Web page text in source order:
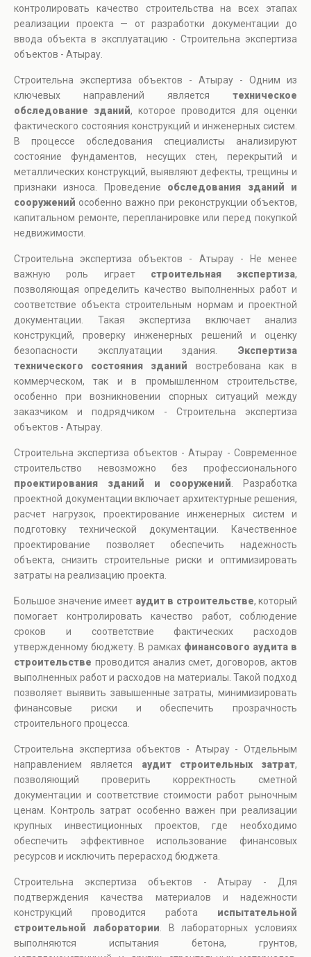
контролировать качество строительства на всех этапах
реализации проекта — от разработки документации до
ввода объекта в эксплуатацию - Строительна экспертиза
объектов - Атырау.
Строительна экспертиза объектов - Атырау - Одним из
ключевых направлений является техническое
обследование зданий, которое проводится для оценки
фактического состояния конструкций и инженерных систем.
В процессе обследования специалисты анализируют
состояние фундаментов, несущих стен, перекрытий и
металлических конструкций, выявляют дефекты, трещины и
признаки износа. Проведение обследования зданий и
сооружений особенно важно при реконструкции объектов,
капитальном ремонте, перепланировке или перед покупкой
недвижимости.
Строительна экспертиза объектов - Атырау - Не менее
важную роль играет строительная экспертиза,
позволяющая определить качество выполненных работ и
соответствие объекта строительным нормам и проектной
документации. Такая экспертиза включает анализ
конструкций, проверку инженерных решений и оценку
безопасности эксплуатации здания. Экспертиза
технического состояния зданий востребована как в
коммерческом, так и в промышленном строительстве,
особенно при возникновении спорных ситуаций между
заказчиком и подрядчиком - Строительна экспертиза
объектов - Атырау.
Строительна экспертиза объектов - Атырау - Современное
строительство невозможно без профессионального
проектирования зданий и сооружений . Разработка
проектной документации включает архитектурные решения,
расчет нагрузок, проектирование инженерных систем и
подготовку технической документации. Качественное
проектирование позволяет обеспечить надежность
объекта, снизить строительные риски и оптимизировать
затраты на реализацию проекта.
Большое значение имеет аудит в строительстве, который
помогает контролировать качество работ, соблюдение
сроков и соответствие фактических расходов
утвержденному бюджету. В рамках финансового аудита в
строительстве проводится анализ смет, договоров, актов
выполненных работ и расходов на материалы. Такой подход
позволяет выявить завышенные затраты, минимизировать
финансовые риски и обеспечить прозрачность
строительного процесса.
Строительна экспертиза объектов - Атырау - Отдельным
направлением является аудит строительных затрат,
позволяющий проверить корректность сметной
документации и соответствие стоимости работ рыночным
ценам. Контроль затрат особенно важен при реализации
крупных инвестиционных проектов, где необходимо
обеспечить эффективное использование финансовых
ресурсов и исключить перерасход бюджета.
Строительна экспертиза объектов - Атырау - Для
подтверждения качества материалов и надежности
конструкций проводится работа испытательной
строительной лаборатории . В лабораторных условиях
выполняются испытания бетона, грунтов,